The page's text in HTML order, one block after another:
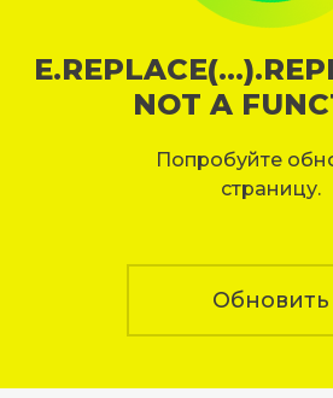
NOT A
Попробуйте
страницу.
Обновить